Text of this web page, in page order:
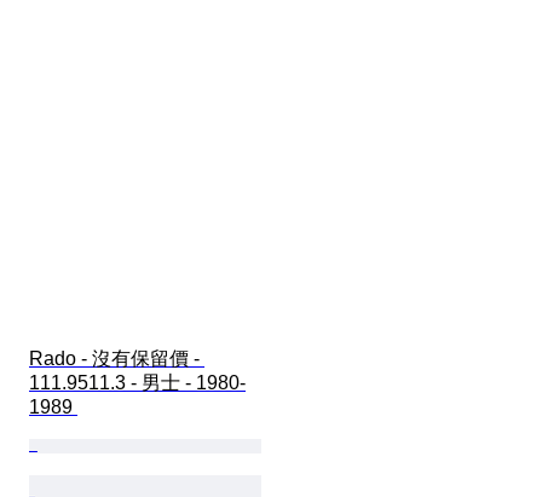
Rado - 沒有保留價 -
111.9511.3 - 男士 - 1980-
1989